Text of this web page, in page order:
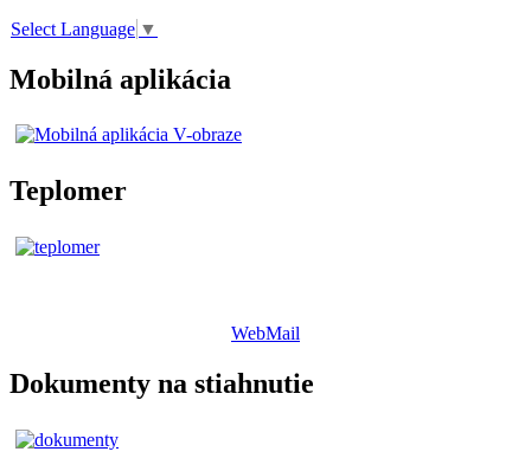
Select Language ▼
Mobilná aplikácia
Teplomer
WebMail
Dokumenty na stiahnutie